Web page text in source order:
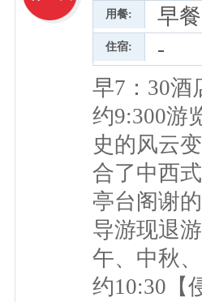
用餐: 早
住宿:
-
早7：30酒
约9:300游
史的风云
合了中西
亭台阁谢
导游现退
午、中秋
约10:30【